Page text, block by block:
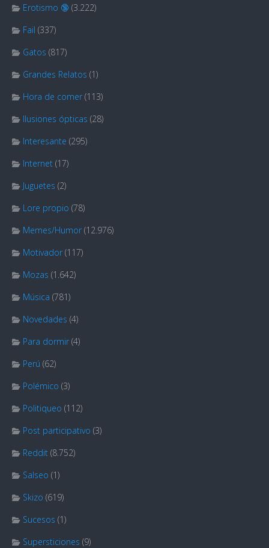
Erotismo 🔞 (3.222)
Fail (337)
Gatos (817)
Grandes Relatos (1)
Hora de comer (113)
Ilusiones ópticas (28)
Interesante (295)
Internet (17)
Juguetes (2)
Lore propio (78)
Memes/Humor (12.976)
Motivador (117)
Mozas (1.642)
Música (781)
Novedades (4)
Para dormir (4)
Perú (62)
Polémico (3)
Politiqueo (112)
Post participativo (3)
Reddit (8.752)
Salseo (1)
Skizo (619)
Sucesos (1)
Supersticiones (9)